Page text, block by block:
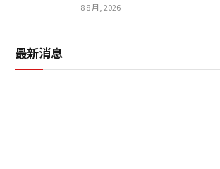
8 8 月, 2026
最新消息